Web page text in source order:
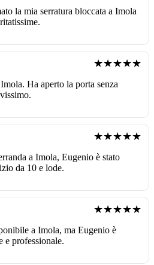
la mia serratura bloccata a Imola
★★★★★
Ha aperto la porta senza
★★★★★
a Imola, Eugenio è stato
da 10 e lode.
★★★★★
a Imola, ma Eugenio è
e professionale.